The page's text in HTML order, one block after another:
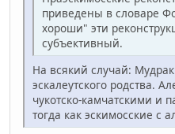
приведены в словаре
хороши" эти
субъективный.
На всякий случай:
эскалеутского родства.
чукотско-камчатскими и
тогда как эскимосские с